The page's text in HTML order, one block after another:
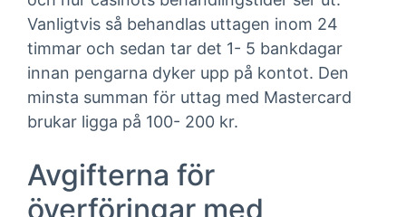
Vanligtvis så behandlas uttagen inom 24
timmar och sedan tar det 1- 5 bankdagar
innan pengarna dyker upp på kontot. Den
minsta summan för uttag med Mastercard
brukar ligga på 100- 200 kr.
Avgifterna för
överföringar med